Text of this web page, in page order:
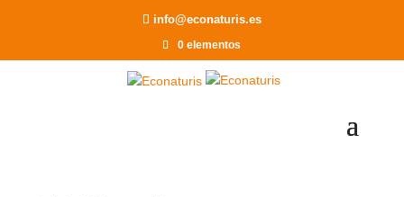
info@econaturis.es
0 elementos